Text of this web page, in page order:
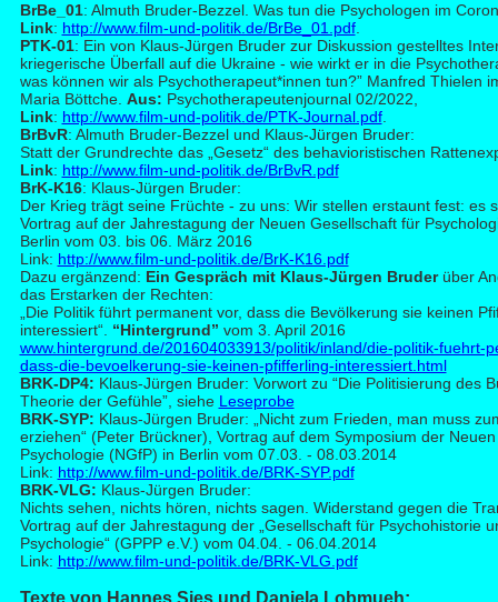
BrBe_01: Almuth Bruder-Bezzel. Was tun die Psychologen im
Link: http://www.film-und-politik.de/BrBe_01.pdf.
PTK-01: Ein von Klaus-Jürgen Bruder zur Diskussion gestelltes
kriegerische Überfall auf die Ukraine - wie wirkt er in die
was können wir als Psychotherapeut*innen tun?” Manfred Thielen
Maria Böttche. Aus: Psychotherapeutenjournal 02/2022,
Link: http://www.film-und-politik.de/PTK-Journal.pdf.
BrBvR: Almuth Bruder-Bezzel und Klaus-Jürgen Bruder:
Statt der Grundrechte das „Gesetz“ des behavioristischen
Link: http://www.film-und-politik.de/BrBvR.pdf
BrK-K16: Klaus-Jürgen Bruder:
Der Krieg trägt seine Früchte - zu uns: Wir stellen erstaunt fest: es
Vortrag auf der Jahrestagung der Neuen Gesellschaft für
Berlin vom 03. bis 06. März 2016
Link: http://www.film-und-politik.de/BrK-K16.pdf
Dazu ergänzend: Ein Gespräch mit Klaus-Jürgen Bruderüber
das Erstarken der Rechten:
„Die Politik führt permanent vor, dass die Bevölkerung sie keinen
interessiert“. “Hintergrund” vom 3. April 2016
www.hintergrund.de/201604033913/politik/inland/die-politik-fuehrt-
dass-die-bevoelkerung-sie-keinen-pfifferling-interessiert.html
BRK-DP4: Klaus-Jürgen Bruder: Vorwort zu “Die Politisierung des
Theorie der Gefühle”, siehe Leseprobe
BRK-SYP: Klaus-Jürgen Bruder: „Nicht zum Frieden, man muss
erziehen“ (Peter Brückner), Vortrag auf dem Symposium der
Psychologie (NGfP) in Berlin vom 07.03. - 08.03.2014
Link: http://www.film-und-politik.de/BRK-SYP.pdf
BRK-VLG: Klaus-Jürgen Bruder:
Nichts sehen, nichts hören, nichts sagen. Widerstand gegen die
Vortrag auf der Jahrestagung der „Gesellschaft für Psychohistorie
Psychologie“ (GPPP e.V.) vom 04.04. - 06.04.2014
Link: http://www.film-und-politik.de/BRK-VLG.pdf
Texte von Hannes Sies und Daniela Lobmueh: